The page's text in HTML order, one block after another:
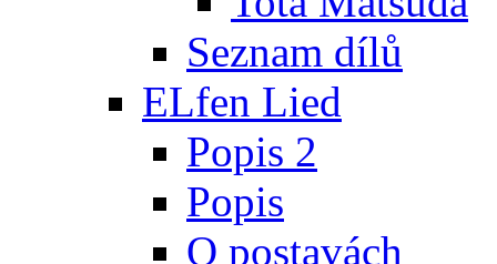
Seznam dílů
ELfen Lied
Popis 2
Popis
O postavách